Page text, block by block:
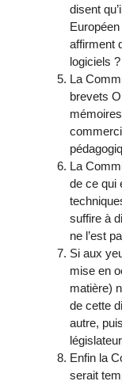
disent
affirment
logiciels ?
La
brevets
La
de ce qui
suffire à
ne l’est
Si aux
mise en
matière)
de cette
autre,
Enfin la
serait